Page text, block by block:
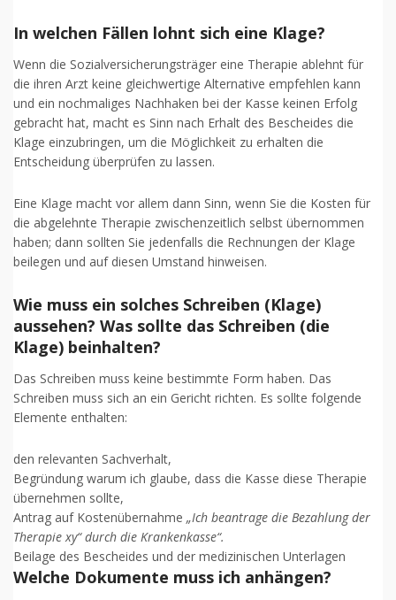
In welchen Fällen lohnt sich eine Klage?
Wenn die Sozialversicherungsträger eine Therapie ablehnt für
die ihren Arzt keine gleichwertige Alternative empfehlen kann
und ein nochmaliges Nachhaken bei der Kasse keinen Erfolg
gebracht hat, macht es Sinn nach Erhalt des Bescheides die
Klage einzubringen, um die Möglichkeit zu erhalten die
Entscheidung überprüfen zu lassen.
Eine Klage macht vor allem dann Sinn, wenn Sie die Kosten für
die abgelehnte Therapie zwischenzeitlich selbst übernommen
haben; dann sollten Sie jedenfalls die Rechnungen der Klage
beilegen und auf diesen Umstand hinweisen.
Wie muss ein solches Schreiben (Klage)
aussehen? Was sollte das Schreiben (die
Klage) beinhalten?
Das Schreiben muss keine bestimmte Form haben. Das
Schreiben muss sich an ein Gericht richten. Es sollte folgende
Elemente enthalten:
den relevanten Sachverhalt,
Begründung warum ich glaube, dass die Kasse diese Therapie
übernehmen sollte,
Antrag auf Kostenübernahme „Ich beantrage die Bezahlung der
Therapie xy“ durch die Krankenkasse“.
Beilage des Bescheides und der medizinischen Unterlagen
Welche Dokumente muss ich anhängen?